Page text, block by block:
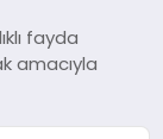
fayda
amacıyla